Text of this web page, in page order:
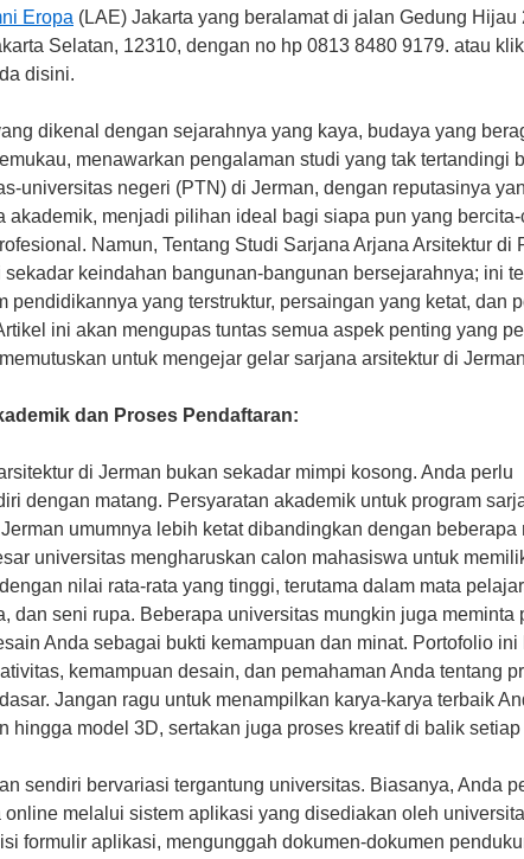
Eropa (LAE) Jakarta yang beralamat di jalan Gedung Hijau
Selatan, 12310, dengan no hp 0813 8480 9179. atau
disini.
dikenal dengan sejarahnya yang kaya, budaya yang
menawarkan pengalaman studi yang tak tertandingi
universitas negeri (PTN) di Jerman, dengan reputasinya
akademik, menjadi pilihan ideal bagi siapa pun yang bercita-
Namun, Tentang Studi Sarjana Arjana Arsitektur di
keindahan bangunan-bangunan bersejarahnya; ini
pendidikannya yang terstruktur, persaingan yang ketat, dan
ini akan mengupas tuntas semua aspek penting yang
untuk mengejar gelar sarjana arsitektur di
dan Proses Pendaftaran:
di Jerman bukan sekadar mimpi kosong. Anda perlu
dengan matang. Persyaratan akademik untuk program
umumnya lebih ketat dibandingkan dengan beberapa
universitas mengharuskan calon mahasiswa untuk
nilai rata-rata yang tinggi, terutama dalam mata
dan seni rupa. Beberapa universitas mungkin juga meminta
Anda sebagai bukti kemampuan dan minat. Portofolio ini
kemampuan desain, dan pemahaman Anda tentang
Jangan ragu untuk menampilkan karya-karya terbaik
hingga model 3D, sertakan juga proses kreatif di balik setiap
sendiri bervariasi tergantung universitas. Biasanya, Anda
online melalui sistem aplikasi yang disediakan oleh
formulir aplikasi, mengunggah dokumen-dokumen
Study
Pendaftaran &